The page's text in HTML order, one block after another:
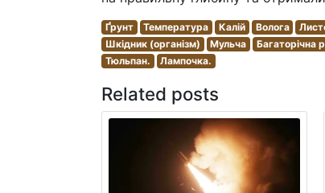
Ґрунт Температура Калій Волога
Шкідник (організм)
Мульча Багаторічна
Тюльпан.
Лампочка.
Related posts